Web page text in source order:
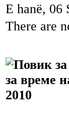
E hanë, 06
There are
Повик
за време
2010